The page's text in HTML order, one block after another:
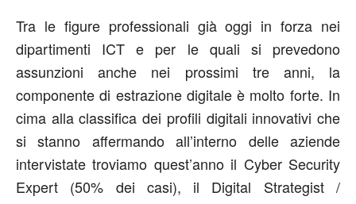
Tra le figure professionali già oggi in forza nei
dipartimenti ICT e per le quali si prevedono
assunzioni anche nei prossimi tre anni, la
componente di estrazione digitale è molto forte. In
cima alla classifica dei profili digitali innovativi che
si stanno affermando all’interno delle aziende
intervistate troviamo quest’anno il Cyber Security
Expert (50% dei casi), il Digital Strategist /